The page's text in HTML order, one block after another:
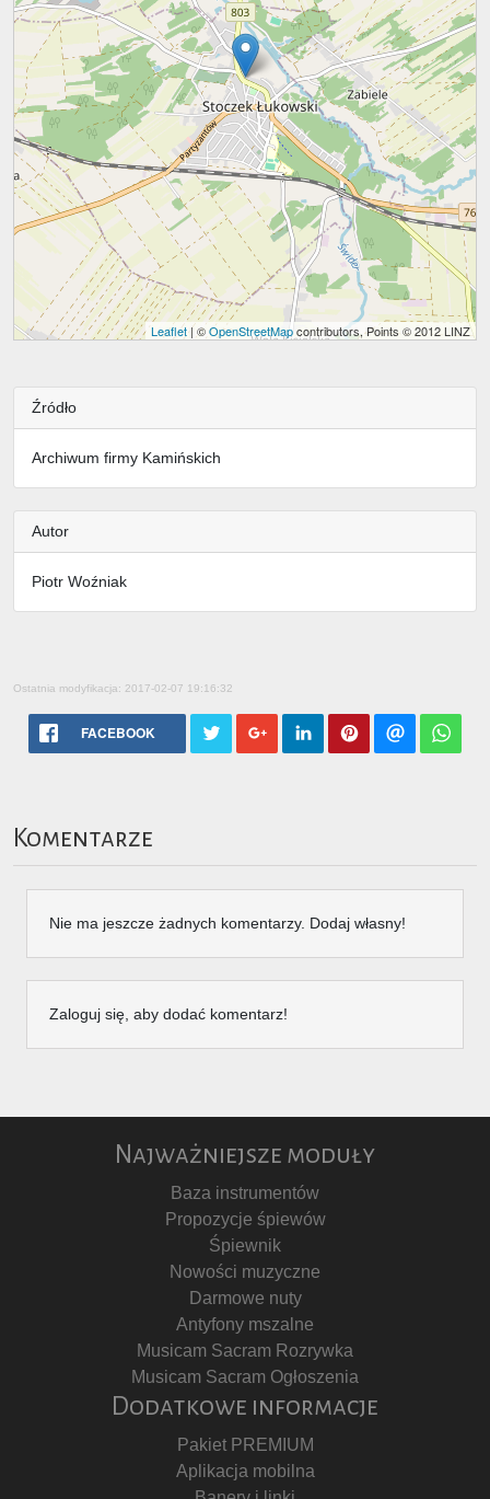
Leaflet| ©OpenStreetMapcontributors, Points © 2012 LINZ
Źródło
Archiwum firmy Kamińskich
Autor
Piotr Woźniak
Ostatnia modyfikacja: 2017-02-07 19:16:32
FACEBOOK
Komentarze
Nie ma jeszcze żadnych komentarzy. Dodaj własny!
Zaloguj się, aby dodać komentarz!
Najważniejsze moduły
Baza instrumentów
Propozycje śpiewów
Śpiewnik
Nowości muzyczne
Darmowe nuty
Antyfony mszalne
Musicam Sacram Rozrywka
Musicam Sacram Ogłoszenia
Dodatkowe informacje
Pakiet PREMIUM
Aplikacja mobilna